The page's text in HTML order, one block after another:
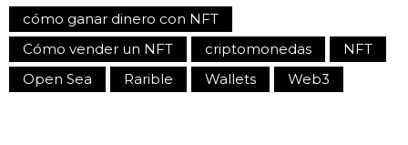
cómo ganar dinero con NFT
Cómo vender un NFT
criptomonedas
NFT
Open Sea
Rarible Wallets Web3